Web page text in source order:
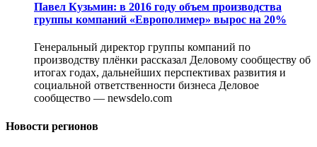
Павел Кузьмин: в 2016 году объем производства
группы компаний «Европолимер» вырос на 20%
Генеральный директор группы компаний по
производству плёнки рассказал Деловому сообществу об
итогах годах, дальнейших перспективах развития и
социальной ответственности бизнеса Деловое
сообщество — newsdelo.com
Новости регионов